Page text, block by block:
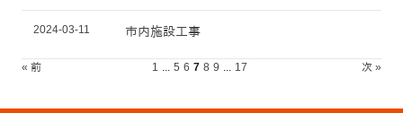
2024-03-11 市内施設工事
« 前 1 ... 5 6 7 8 9 ... 17 次 »